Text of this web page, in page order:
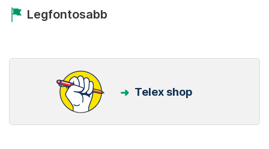
Legfontosabb
Telex shop